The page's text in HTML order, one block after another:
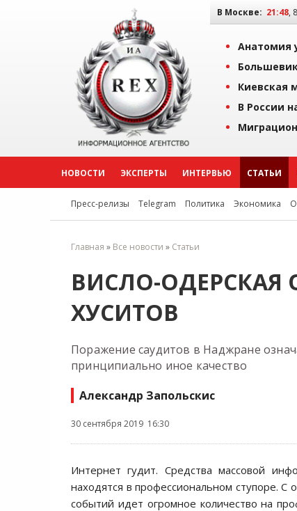
В Москве: 21:48,
Анатомия
Киевская
В России
НОВОСТИ ЭКСПЕРТЫ ИНТЕРВЬЮ СТАТЬИ
Пресс-релизы Telegram Политика Экономика
Главная » Все новости » Статьи
ВИСЛО-ОДЕРСКАЯ
ХУСИТОВ
Поражение саудитов в Наджране
принципиально иное качество
Александр Запольскис
30 сентября 2019 16:30
Интернет гудит. Средства массовой
находятся в профессиональном ступоре. С
событий идет огромное количество на